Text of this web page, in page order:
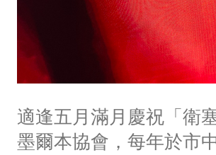
適逢五月滿月慶祝「衛
墨爾本協會，每年於市